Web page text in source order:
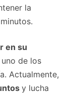
la
en su
uno de los
Actualmente,
y lucha